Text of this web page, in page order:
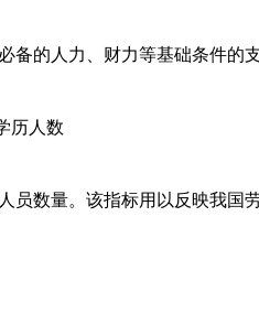
的人力、财力等基础条件的支
历人数
数量。该指标用以反映我国劳